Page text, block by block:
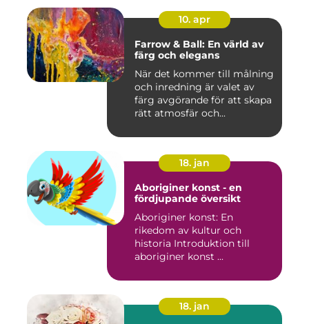
10. apr
Farrow & Ball: En värld av
färg och elegans
När det kommer till målning
och inredning är valet av
färg avgörande för att skapa
rätt atmosfär och...
18. jan
Aboriginer konst - en
fördjupande översikt
Aboriginer konst: En
rikedom av kultur och
historia Introduktion till
aboriginer konst ...
18. jan